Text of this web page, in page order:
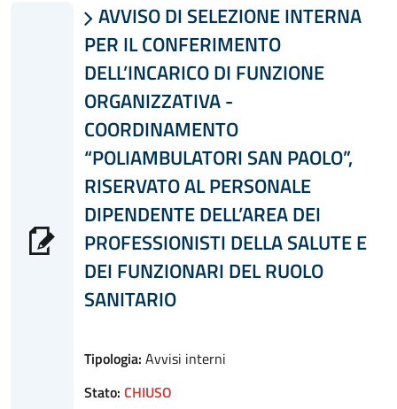
 AVVISO DI SELEZIONE INTERNA
PER IL CONFERIMENTO
DELL’INCARICO DI FUNZIONE
ORGANIZZATIVA -
COORDINAMENTO
“POLIAMBULATORI SAN PAOLO”,
RISERVATO AL PERSONALE
DIPENDENTE DELL’AREA DEI
PROFESSIONISTI DELLA SALUTE E
DEI FUNZIONARI DEL RUOLO
SANITARIO
Tipologia: Avvisi interni
Stato: CHIUSO